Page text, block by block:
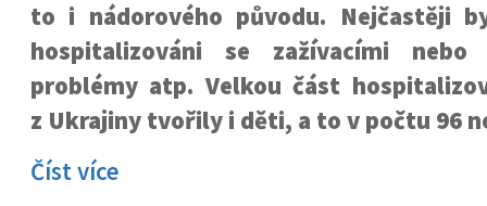
to i nádorového původu. Nejčastěji
hospitalizováni se zažívacími nebo
problémy atp. Velkou část
z Ukrajiny tvořily i děti, a to v počtu 96
Číst více